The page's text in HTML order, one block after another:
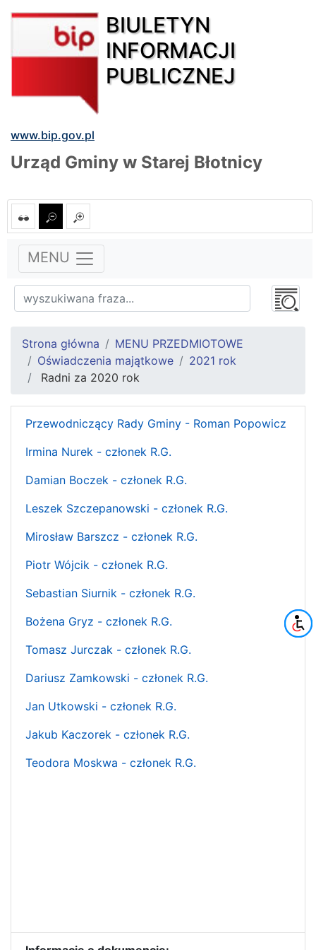
BIULETYN
INFORMACJI
PUBLICZNEJ
www.bip.gov.pl
Urząd Gminy w Starej Błotnicy
MENU
Strona główna
MENU PRZEDMIOTOWE
Oświadczenia majątkowe
2021 rok
Radni za 2020 rok
Przewodniczący Rady Gminy - Roman Popowicz
Irmina Nurek - członek R.G.
Damian Boczek - członek R.G.
Leszek Szczepanowski - członek R.G.
Mirosław Barszcz - członek R.G.
Piotr Wójcik - członek R.G.
Sebastian Siurnik - członek R.G.
Bożena Gryz - członek R.G.
Tomasz Jurczak - członek R.G.
Dariusz Zamkowski - członek R.G.
Jan Utkowski - członek R.G.
Jakub Kaczorek - członek R.G.
Teodora Moskwa - członek R.G.